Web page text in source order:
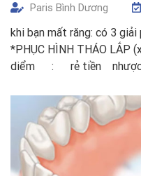
Paris Bình Dương
khi bạn mất răng: có 3
*PHỤC HÌNH THÁO LẮP
diểm : rẻ tiền nhược